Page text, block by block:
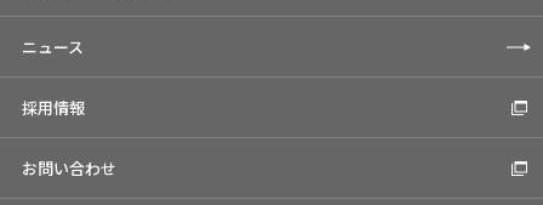
ニュース
採用情報
お問い合わせ